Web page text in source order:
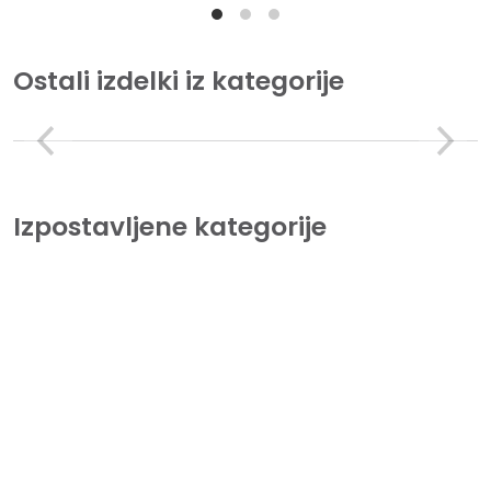
Ostali izdelki iz kategorije
Izpostavljene kategorije